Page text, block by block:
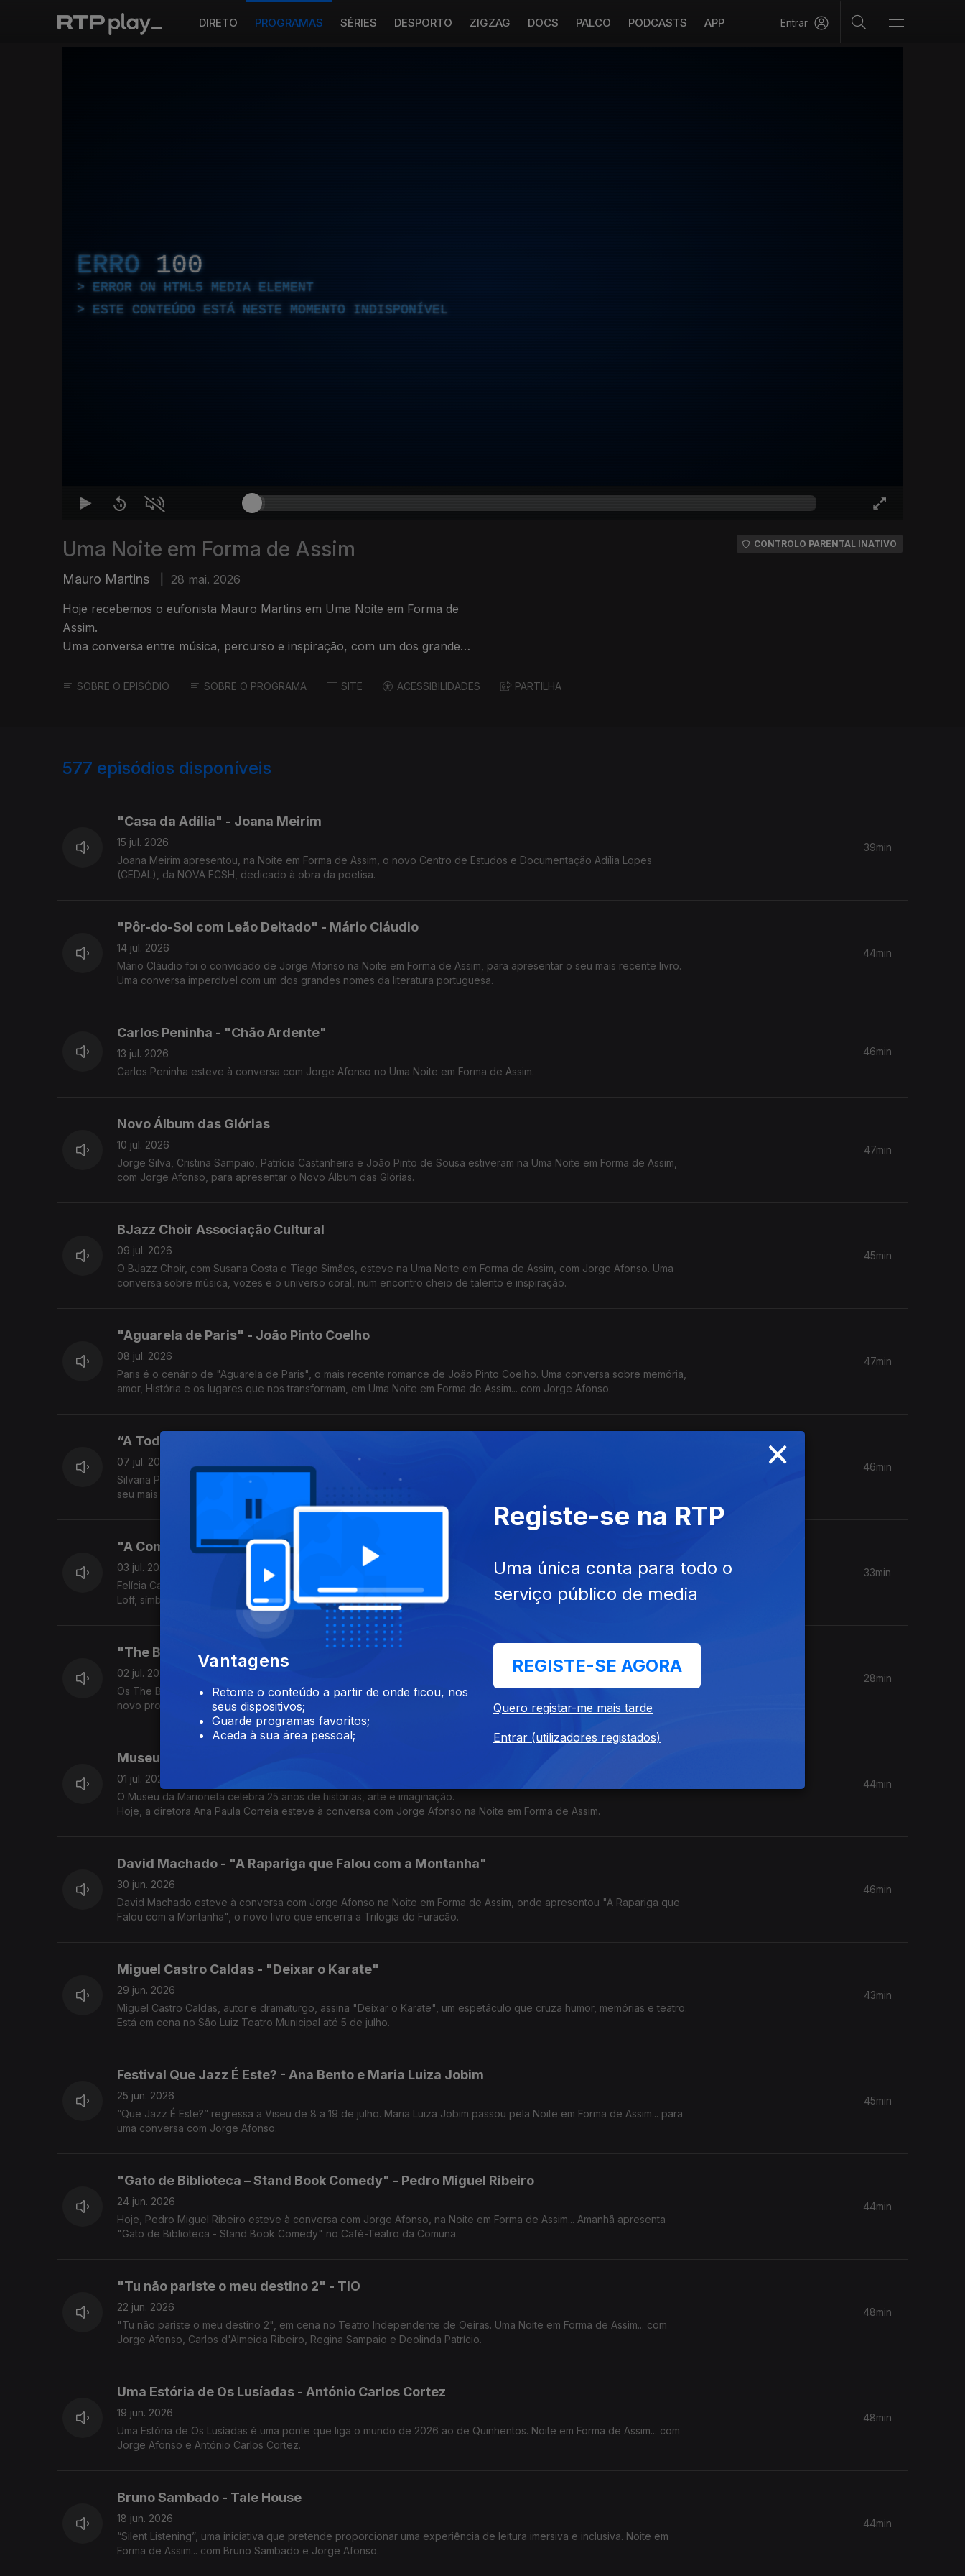
DIRETO PROGRAMAS SÉRIES DESPORTO ZIGZAG DOCS PALCO PODCASTS APP Entrar
ERRO 100
ERROR ON HTML5 MEDIA ELEMENT
ESTE CONTEÚDO ESTÁ NESTE MOMENTO INDISPONÍVEL
Uma Noite em Forma de Assim
Mauro Martins 28 mai. 2026
Hoje recebemos o eufonista Mauro Martins em Uma Noite em Forma de
Assim.
Uma conversa entre música, percurso e inspiração, com um dos grandes
CONTROLO PARENTAL INATIVO
SOBRE O EPISÓDIO SOBRE O PROGRAMA SITE ACESSIBILIDADES PARTILHA
577 episódios disponíveis
"Casa da Adília" - Joana Meirim
15 jul. 2026
Joana Meirim apresentou, na Noite em Forma de Assim, o novo Centro de Estudos e Documentação Adília Lopes
(CEDAL), da NOVA FCSH, dedicado à obra da poetisa.
39min
"Pôr-do-Sol com Leão Deitado" - Mário Cláudio
14 jul. 2026
Mário Cláudio foi o convidado de Jorge Afonso na Noite em Forma de Assim, para apresentar o seu mais recente livro.
Uma conversa imperdível com um dos grandes nomes da literatura portuguesa.
44min
Carlos Peninha - "Chão Ardente"
13 jul. 2026
Carlos Peninha esteve à conversa com Jorge Afonso no Uma Noite em Forma de Assim.
46min
Novo Álbum das Glórias
10 jul. 2026
Jorge Silva, Cristina Sampaio, Patrícia Castanheira e João Pinto de Sousa estiveram na Uma Noite em Forma de Assim,
com Jorge Afonso, para apresentar o Novo Álbum das Glórias.
47min
BJazz Choir Associação Cultural
09 jul. 2026
O BJazz Choir, com Susana Costa e Tiago Simães, esteve na Uma Noite em Forma de Assim, com Jorge Afonso. Uma
conversa sobre música, vozes e o universo coral, num encontro cheio de talento e inspiração.
45min
"Aguarela de Paris" - João Pinto Coelho
08 jul. 2026
Paris é o cenário de "Aguarela de Paris", o mais recente romance de João Pinto Coelho. Uma conversa sobre memória,
amor, História e os lugares que nos transformam, em Uma Noite em Forma de Assim... com Jorge Afonso.
47min
“A Todas As Mulheres” - Silvana Peres
07 jul. 2026
Silvana Peres esteve à conversa com Jorge Afonso, no programa Uma Noite em Forma de Assim, para apresentar o
seu mais recente trabalho.
46min
"A Comunista e o Pide" - Felícia Cabrita
03 jul. 2026
Felícia Cabrita esteve à conversa com Jorge Afonso, na Noite em Forma de Assim, para dar voz à história de Carolina
Loff, símbolo da resistência à ditadura.
33min
"The Boys of The Bands" - Melão, Kapinha e Gato
02 jul. 2026
Os The Boys of The Bands estiveram hoje à conversa com Jorge Afonso, na Noite em Forma de Assim, para falar deste
novo projeto e do tema "Até ao Fim".
28min
Museu da Marioneta - 25 anos
01 jul. 2026
O Museu da Marioneta celebra 25 anos de histórias, arte e imaginação.
Hoje, a diretora Ana Paula Correia esteve à conversa com Jorge Afonso na Noite em Forma de Assim.
44min
David Machado - "A Rapariga que Falou com a Montanha"
30 jun. 2026
David Machado esteve à conversa com Jorge Afonso na Noite em Forma de Assim, onde apresentou "A Rapariga que
Falou com a Montanha", o novo livro que encerra a Trilogia do Furacão.
46min
Miguel Castro Caldas - "Deixar o Karate"
29 jun. 2026
Miguel Castro Caldas, autor e dramaturgo, assina "Deixar o Karate", um espetáculo que cruza humor, memórias e teatro.
Está em cena no São Luiz Teatro Municipal até 5 de julho.
43min
Festival Que Jazz É Este? - Ana Bento e Maria Luiza Jobim
25 jun. 2026
“Que Jazz É Este?” regressa a Viseu de 8 a 19 de julho. Maria Luiza Jobim passou pela Noite em Forma de Assim... para
uma conversa com Jorge Afonso.
45min
"Gato de Biblioteca – Stand Book Comedy" - Pedro Miguel Ribeiro
24 jun. 2026
Hoje, Pedro Miguel Ribeiro esteve à conversa com Jorge Afonso, na Noite em Forma de Assim... Amanhã apresenta
"Gato de Biblioteca - Stand Book Comedy" no Café-Teatro da Comuna.
44min
"Tu não pariste o meu destino 2" - TIO
22 jun. 2026
"Tu não pariste o meu destino 2", em cena no Teatro Independente de Oeiras. Uma Noite em Forma de Assim... com
Jorge Afonso, Carlos d'Almeida Ribeiro, Regina Sampaio e Deolinda Patrício.
48min
Uma Estória de Os Lusíadas - António Carlos Cortez
19 jun. 2026
Uma Estória de Os Lusíadas é uma ponte que liga o mundo de 2026 ao de Quinhentos. Noite em Forma de Assim... com
Jorge Afonso e António Carlos Cortez.
48min
Bruno Sambado - Tale House
18 jun. 2026
“Silent Listening”, uma iniciativa que pretende proporcionar uma experiência de leitura imersiva e inclusiva. Noite em
Forma de Assim... com Bruno Sambado e Jorge Afonso.
44min
×
Vantagens
Retome o conteúdo a partir de onde ficou, nos
seus dispositivos;
Guarde programas favoritos;
Aceda à sua área pessoal;
Registe-se na RTP
Uma única conta para todo o
serviço público de media
REGISTE-SE AGORA
Quero registar-me mais tarde
Entrar (utilizadores registados)